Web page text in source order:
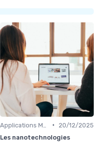
•
20/12/2025
Les nanotechnologies